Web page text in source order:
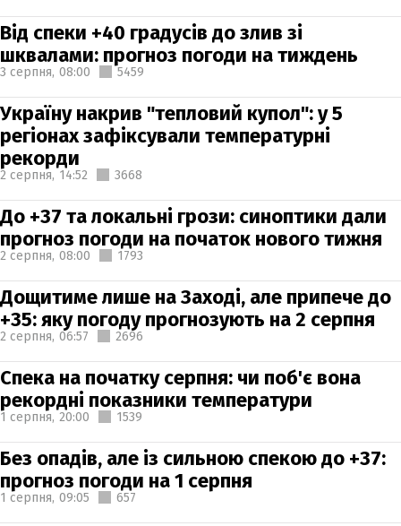
Від спеки +40 градусів до злив зі
шквалами: прогноз погоди на тиждень
3 серпня, 08:00 5459
Україну накрив "тепловий купол": у 5
регіонах зафіксували температурні
рекорди
2 серпня, 14:52 3668
До +37 та локальні грози: синоптики дали
прогноз погоди на початок нового тижня
2 серпня, 08:00 1793
Дощитиме лише на Заході, але припече до
+35: яку погоду прогнозують на 2 серпня
2 серпня, 06:57 2696
Спека на початку серпня: чи поб'є вона
рекордні показники температури
1 серпня, 20:00 1539
Без опадів, але із сильною спекою до +37:
прогноз погоди на 1 серпня
1 серпня, 09:05 657